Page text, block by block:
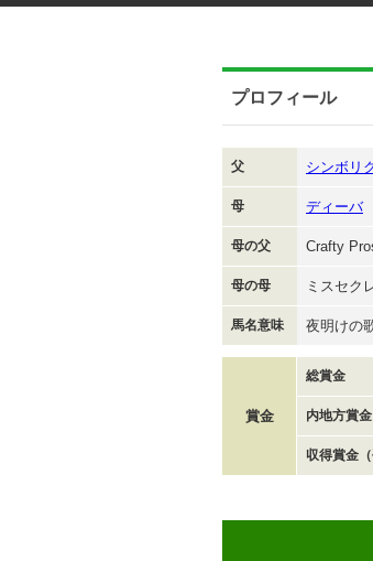
プロフィール
父 シンボリ
母 ディーバ
母の父 Crafty
母の母 ミスセク
馬名意味 夜明けの
賞金
総賞金
内地方賞金
収得賞金（